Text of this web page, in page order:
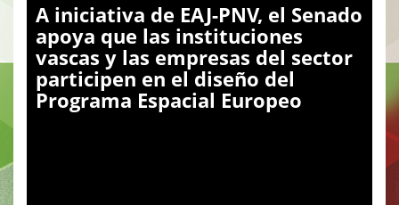
A iniciativa de EAJ-PNV, el Senado
apoya que las instituciones
vascas y las empresas del sector
participen en el diseño del
Programa Espacial Europeo